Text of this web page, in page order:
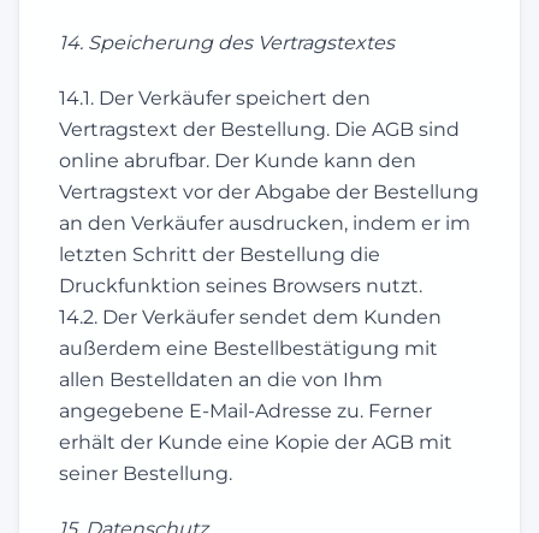
14. Speicherung des Vertragstextes
14.1. Der Verkäufer speichert den
Vertragstext der Bestellung. Die AGB sind
online abrufbar. Der Kunde kann den
Vertragstext vor der Abgabe der Bestellung
an den Verkäufer ausdrucken, indem er im
letzten Schritt der Bestellung die
Druckfunktion seines Browsers nutzt.
14.2. Der Verkäufer sendet dem Kunden
außerdem eine Bestellbestätigung mit
allen Bestelldaten an die von Ihm
angegebene E-Mail-Adresse zu. Ferner
erhält der Kunde eine Kopie der AGB mit
seiner Bestellung.